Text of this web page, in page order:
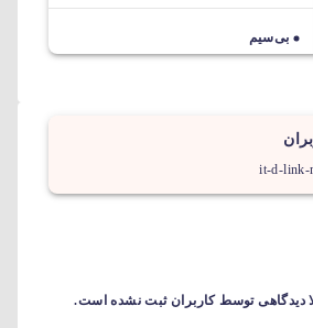
بی‌سیم
it-d-link-
دیدگاهی توسط کاربران ثبت نشده است.